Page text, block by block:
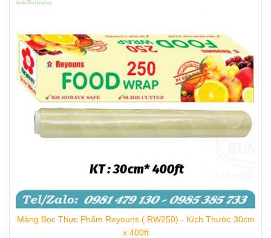
Màng Bọc Thực Phẩm Reyouns ( RW250) - Kích Thước 30cm
x 400ft